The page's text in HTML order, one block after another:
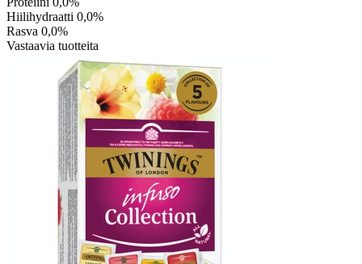
Hiilihydraatti 0,0%
Rasva 0,0%
Vastaavia tuotteita